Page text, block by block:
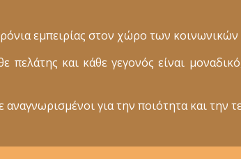
εμπειρίας στον χώρο των
πελάτης και κάθε γεγονός είναι
για την ποιότητα και την